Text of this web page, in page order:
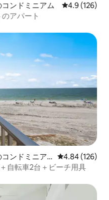
ンドミニアム レビュー126
4.9 (126)
アパート
ンドミニア
レビュー126
4.84 (126)
自転車2台＋ビーチ用具